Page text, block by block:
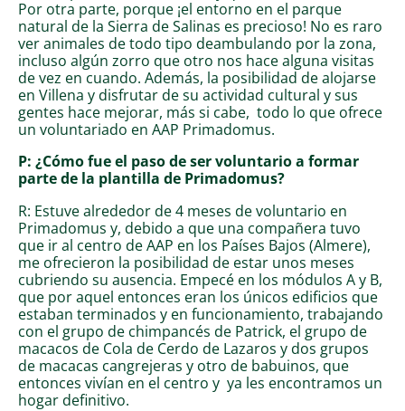
Por otra parte, porque ¡el entorno en el parque
natural de la Sierra de Salinas es precioso! No es raro
ver animales de todo tipo deambulando por la zona,
incluso algún zorro que otro nos hace alguna visitas
de vez en cuando. Además, la posibilidad de alojarse
en Villena y disfrutar de su actividad cultural y sus
gentes hace mejorar, más si cabe, todo lo que ofrece
un voluntariado en AAP Primadomus.
P: ¿Cómo fue el paso de ser voluntario a formar
parte de la plantilla de Primadomus?
R: Estuve alrededor de 4 meses de voluntario en
Primadomus y, debido a que una compañera tuvo
que ir al centro de AAP en los Países Bajos (Almere),
me ofrecieron la posibilidad de estar unos meses
cubriendo su ausencia. Empecé en los módulos A y B,
que por aquel entonces eran los únicos edificios que
estaban terminados y en funcionamiento, trabajando
con el grupo de chimpancés de Patrick, el grupo de
macacos de Cola de Cerdo de Lazaros y dos grupos
de macacas cangrejeras y otro de babuinos, que
entonces vivían en el centro y ya les encontramos un
hogar definitivo.